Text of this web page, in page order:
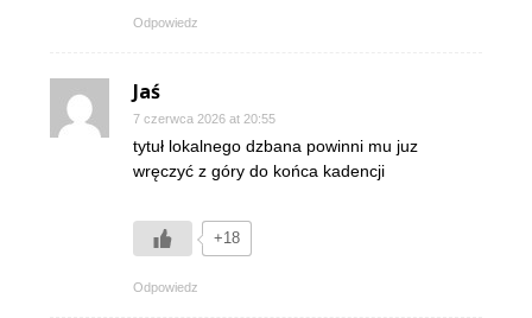
Odpowiedz
Jaś
7 czerwca 2026 at 20:55
tytuł lokalnego dzbana powinni mu juz
wręczyć z góry do końca kadencji
+18
Odpowiedz